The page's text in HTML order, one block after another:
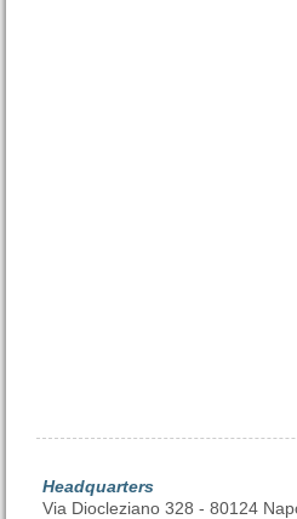
Headquarters
Via Diocleziano 328 - 80124